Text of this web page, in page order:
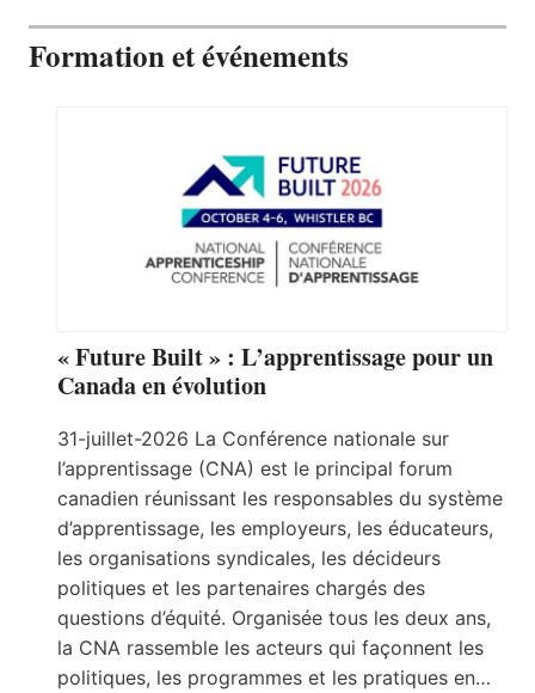
Formation et événements
« Future Built » : L’apprentissage pour un
Canada en évolution
31-juillet-2026 La Conférence nationale sur
l’apprentissage (CNA) est le principal forum
canadien réunissant les responsables du système
d’apprentissage, les employeurs, les éducateurs,
les organisations syndicales, les décideurs
politiques et les partenaires chargés des
questions d’équité. Organisée tous les deux ans,
la CNA rassemble les acteurs qui façonnent les
politiques, les programmes et les pratiques en…